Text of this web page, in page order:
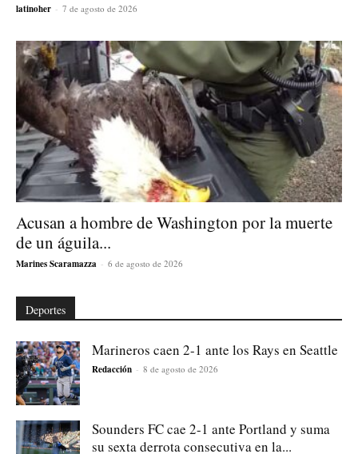
latinoher - 7 de agosto de 2026
Acusan a hombre de Washington por la muerte
de un águila...
Marines Scaramazza - 6 de agosto de 2026
Deportes
Marineros caen 2-1 ante los Rays en Seattle
Redacción - 8 de agosto de 2026
Sounders FC cae 2-1 ante Portland y suma
su sexta derrota consecutiva en la...